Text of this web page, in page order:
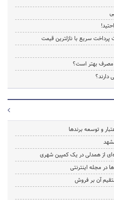
سریع با نازلترین قیمت
مصرف بهتر است؟
و توسعه برندها
از همدلی در یک کمپین شهری
در مجله اینترنتی
آن بر فروش